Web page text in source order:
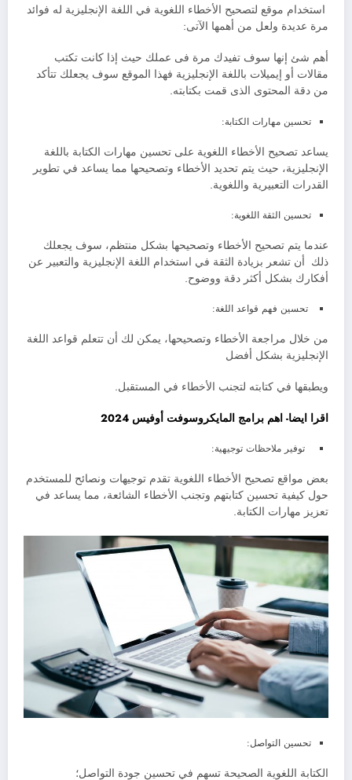
استخدام موقع لتصحيح الأخطاء اللغوية في اللغة الإنجليزية له فوائد
مرة عديدة ولعل من أهمها الآتى:
أهم شئ إنها سوف تفيدك مرة فى عملك حيث إذا كانت تكتب
مقالات أو إيميلات باللغة الإنجليزية فهذا الموقع سوف يجعلك تتأكد
من دقة المحتوى الذى قمت بكتابته.
تحسين مهارات الكتابة:
يساعد تصحيح الأخطاء اللغوية على تحسين مهارات الكتابة باللغة
الإنجليزية، حيث يتم تحديد الأخطاء وتصحيحها مما يساعد في تطوير
القدرات التعبيرية واللغوية.
تحسين الثقة اللغوية:
عندما يتم تصحيح الأخطاء وتصحيحها بشكل منتظم، سوف يجعلك
ذلك أن تشعر بزيادة الثقة في استخدام اللغة الإنجليزية والتعبير عن
أفكارك بشكل أكثر دقة ووضوح.
تحسين فهم قواعد اللغة:
من خلال مراجعة الأخطاء وتصحيحها، يمكن لك أن تتعلم قواعد اللغة
الإنجليزية بشكل أفضل
ويطبقها في كتابته لتجنب الأخطاء في المستقبل.
اقرا ايضا- اهم برامج المايكروسوفت أوفيس 2024
توفير ملاحظات توجيهية:
بعض مواقع تصحيح الأخطاء اللغوية تقدم توجيهات ونصائح للمستخدم
حول كيفية تحسين كتابتهم وتجنب الأخطاء الشائعة، مما يساعد في
تعزيز مهارات الكتابة.
تحسين التواصل:
الكتابة اللغوية الصحيحة تسهم في تحسين جودة التواصل؛